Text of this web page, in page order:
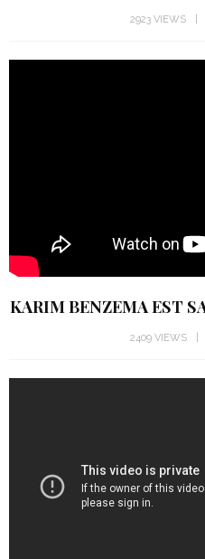
2923 VIEWS
KARIM BENZEMA EST
2409 VIEWS